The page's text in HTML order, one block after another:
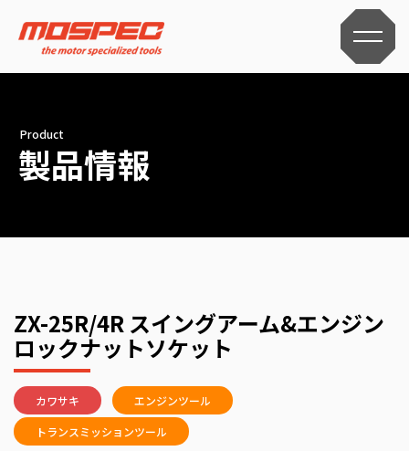
Product
製品情報
ZX-25R/4R スイングアーム&エンジン
ロックナットソケット
カワサキ
エンジンツール
トランスミッションツール